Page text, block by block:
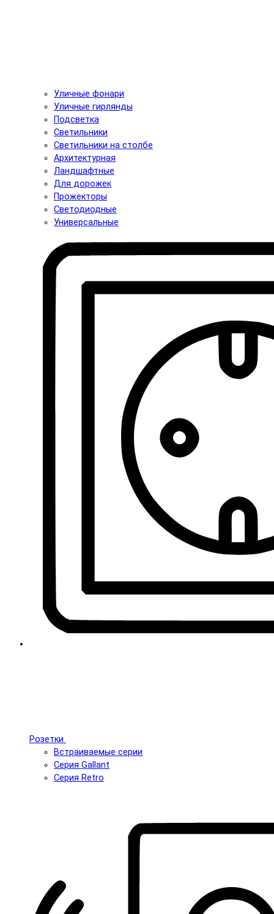
Уличные фонари
Уличные гирлянды
Подсветка
Светильники
Светильники на столбе
Архитектурная
Ландшафтные
Для дорожек
Прожекторы
Светодиодные
Универсальные
Розетки
Встраиваемые серии
Серия Gallant
Серия Retro